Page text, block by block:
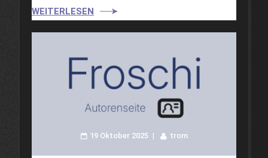
WEITERLESEN
19 Oktober 2025 trom